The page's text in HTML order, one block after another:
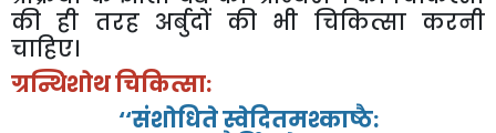
की ही तरह अर्बुदों की भी चिकित्सा करनी
चाहिए।
ग्रन्थिशोथचिकित्सा:
‘‘संशोधितेस्वेदितमश्काष्ठै: